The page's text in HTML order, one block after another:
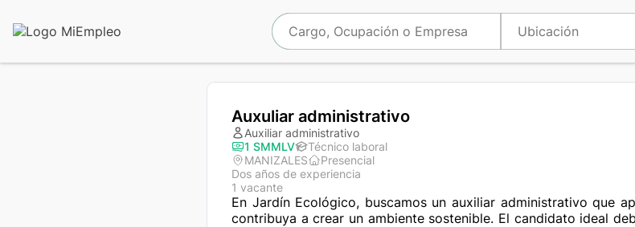
Auxuliar administrativo
Auxiliar administrativo
1 SMMLV
Técnico laboral
MANIZALES
Presencial
Dos años de experiencia
1 vacante
En Jardín Ecológico, buscamos un auxiliar administrativo que
contribuya a crear un ambiente sostenible. El candidato ideal